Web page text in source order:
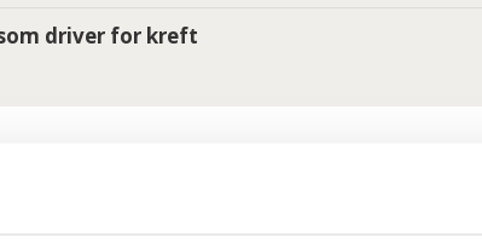
driver for kreft